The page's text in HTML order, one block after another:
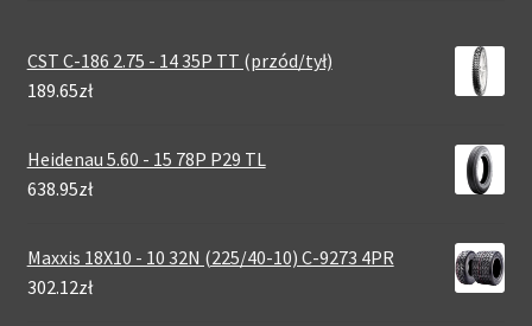
CST C-186 2.75 - 14 35P TT (przód/tył)
189.65zł
Heidenau 5.60 - 15 78P P29 TL
638.95zł
Maxxis 18X10 - 10 32N (225/40-10) C-9273 4PR
302.12zł